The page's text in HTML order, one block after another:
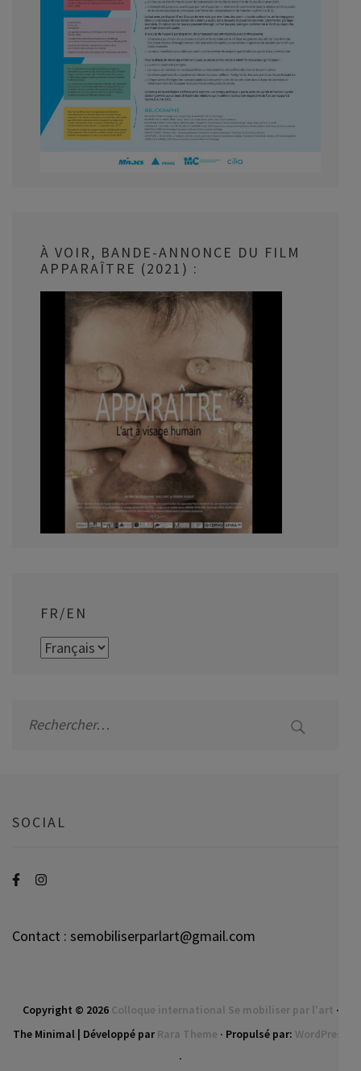
À VOIR, BANDE-ANNONCE DU FILM
APPARAÎTRE (2021) :
FR/EN
FR/EN
SOCIAL
Contact : semobiliserparlart@gmail.com
Copyright © 2026 Colloque international Se mobiliser par l'art ·
The Minimal | Développé par Rara Theme · Propulsé par: WordPress
·